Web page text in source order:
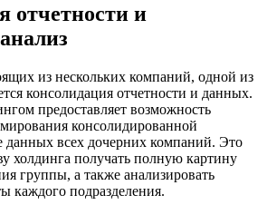
отчетности и
из нескольких компаний, одной из
консолидация отчетности и данных.
предоставляет возможность
консолидированной
данных всех дочерних компаний. Это
холдинга получать полную картину
группы, а также анализировать
каждого подразделения.